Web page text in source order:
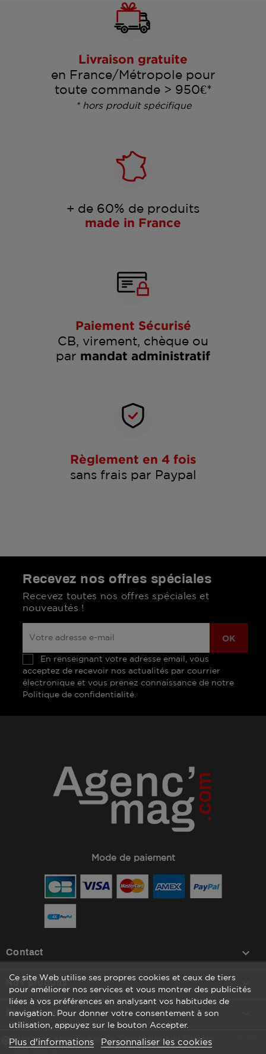
Livraison gratuite
en France/Métropole pour
toute commande > 950€*
* hors produit spécifique
+ de 60% de produits
made in France
Paiement Sécurisé
CB, virement, chèque ou
par mandat administratif
Règlement en 4 fois
sans frais par Paypal
Recevez nos offres spéciales
Recevez toutes nos offres spéciales et
nouveautés !
En renseignant votre adresse email, vous
acceptez de recevoir nos actualités par courrier
électronique et vous prenez connaissance de notre
Politique de confidentialité.
Mode de paiement
Contact keyboard_arrow_down
Nos produits 
Plan du site
Marchand approuvé par la Société des Avis Garantis,
Ce site Web utilise ses propres cookies et ceux de tiers
pour améliorer nos services et vous montrer des publicités
liées à vos préférences en analysant vos habitudes de
navigation. Pour donner votre consentement à son
utilisation, appuyez sur le bouton Accepter.
Plus d'informations Personnaliser les cookies